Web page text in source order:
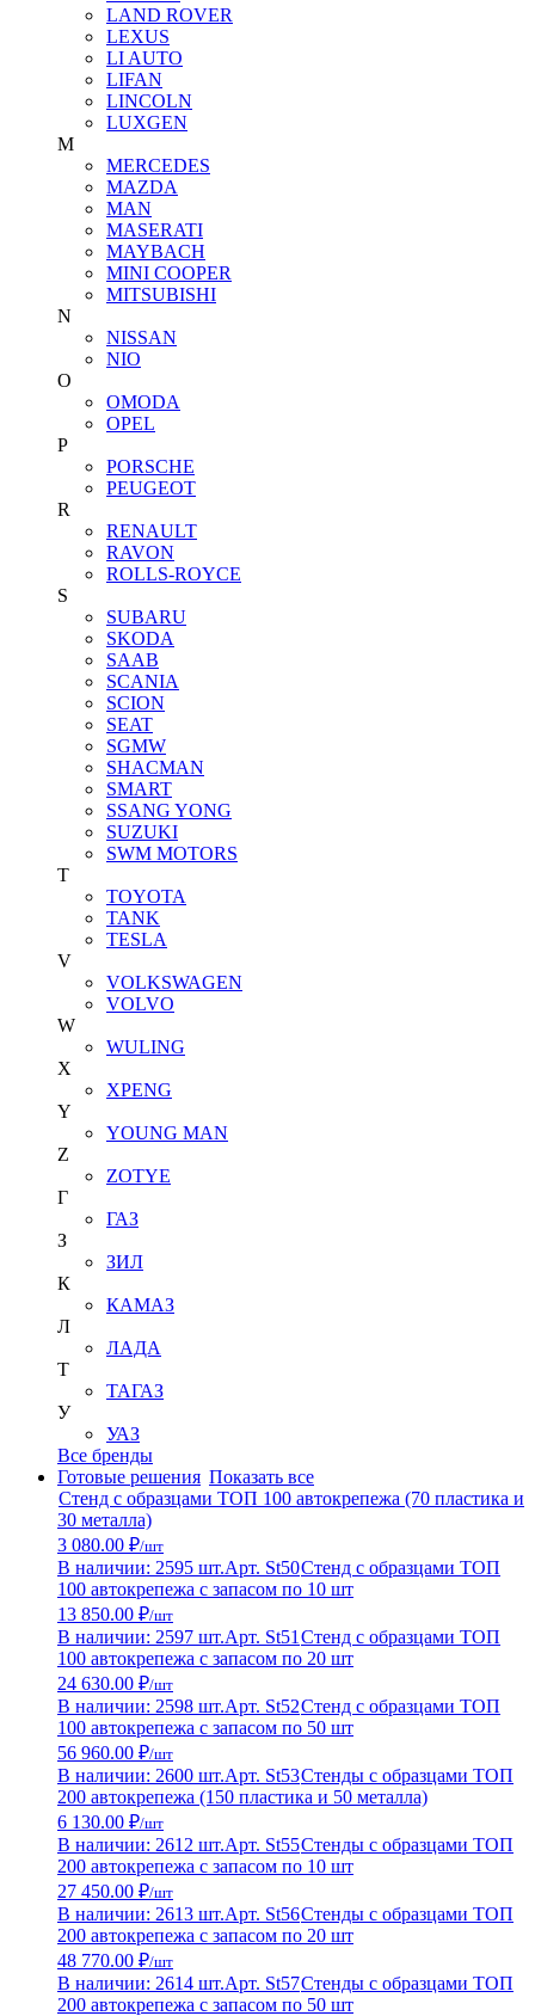
LAND ROVER
LEXUS
LI AUTO
LIFAN
LINCOLN
LUXGEN
M
MERCEDES
MAZDA
MAN
MASERATI
MAYBACH
MINI COOPER
MITSUBISHI
N
NISSAN
NIO
O
OMODA
OPEL
P
PORSCHE
PEUGEOT
R
RENAULT
RAVON
ROLLS-ROYCE
S
SUBARU
SKODA
SAAB
SCANIA
SCION
SEAT
SGMW
SHACMAN
SMART
SSANG YONG
SUZUKI
SWM MOTORS
T
TOYOTA
TANK
TESLA
V
VOLKSWAGEN
VOLVO
W
WULING
X
XPENG
Y
YOUNG MAN
Z
ZOTYE
Г
ГАЗ
З
ЗИЛ
К
КАМАЗ
Л
ЛАДА
Т
ТАГАЗ
У
УАЗ
Все бренды
Готовые решения Показать все
Стенд с образцами ТОП 100 автокрепежа (70 пластика и
30 металла)
3 080.00 ₽/шт
В наличии: 2595 шт.Арт. St50Стенд с образцами ТОП
100 автокрепежа с запасом по 10 шт
13 850.00 ₽/шт
В наличии: 2597 шт.Арт. St51 Стенд с образцами ТОП
100 автокрепежа с запасом по 20 шт
24 630.00 ₽/шт
В наличии: 2598 шт.Арт. St52Стенд с образцами ТОП
100 автокрепежа с запасом по 50 шт
56 960.00 ₽/шт
В наличии: 2600 шт.Арт. St53Стенды с образцами ТОП
200 автокрепежа (150 пластика и 50 металла)
6 130.00 ₽/шт
В наличии: 2612 шт.Арт. St55Стенды с образцами ТОП
200 автокрепежа с запасом по 10 шт
27 450.00 ₽/шт
В наличии: 2613 шт.Арт. St56Стенды с образцами ТОП
200 автокрепежа с запасом по 20 шт
48 770.00 ₽/шт
В наличии: 2614 шт.Арт. St57Стенды с образцами ТОП
200 автокрепежа с запасом по 50 шт